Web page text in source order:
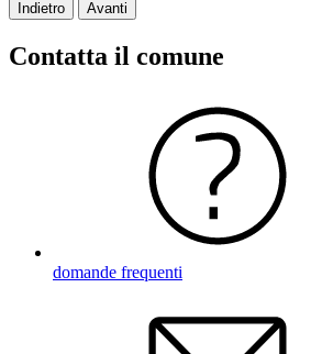
Indietro Avanti
Contatta il comune
domande frequenti